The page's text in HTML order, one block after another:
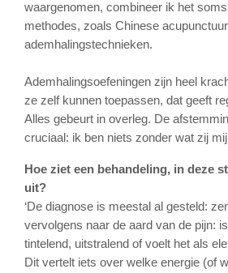
waargenomen, combineer ik het
methodes, zoals Chinese
ademhalingstechnieken.
Ademhalingsoefeningen zijn heel
ze zelf kunnen toepassen, dat geeft
Alles gebeurt in overleg. De
cruciaal: ik ben niets zonder wat zij mij
Hoe ziet een behandeling, in deze
uit?
‘De diagnose is meestal al gesteld:
vervolgens naar de aard van de pijn:
tintelend, uitstralend of voelt het als
Dit vertelt iets over welke energie (of